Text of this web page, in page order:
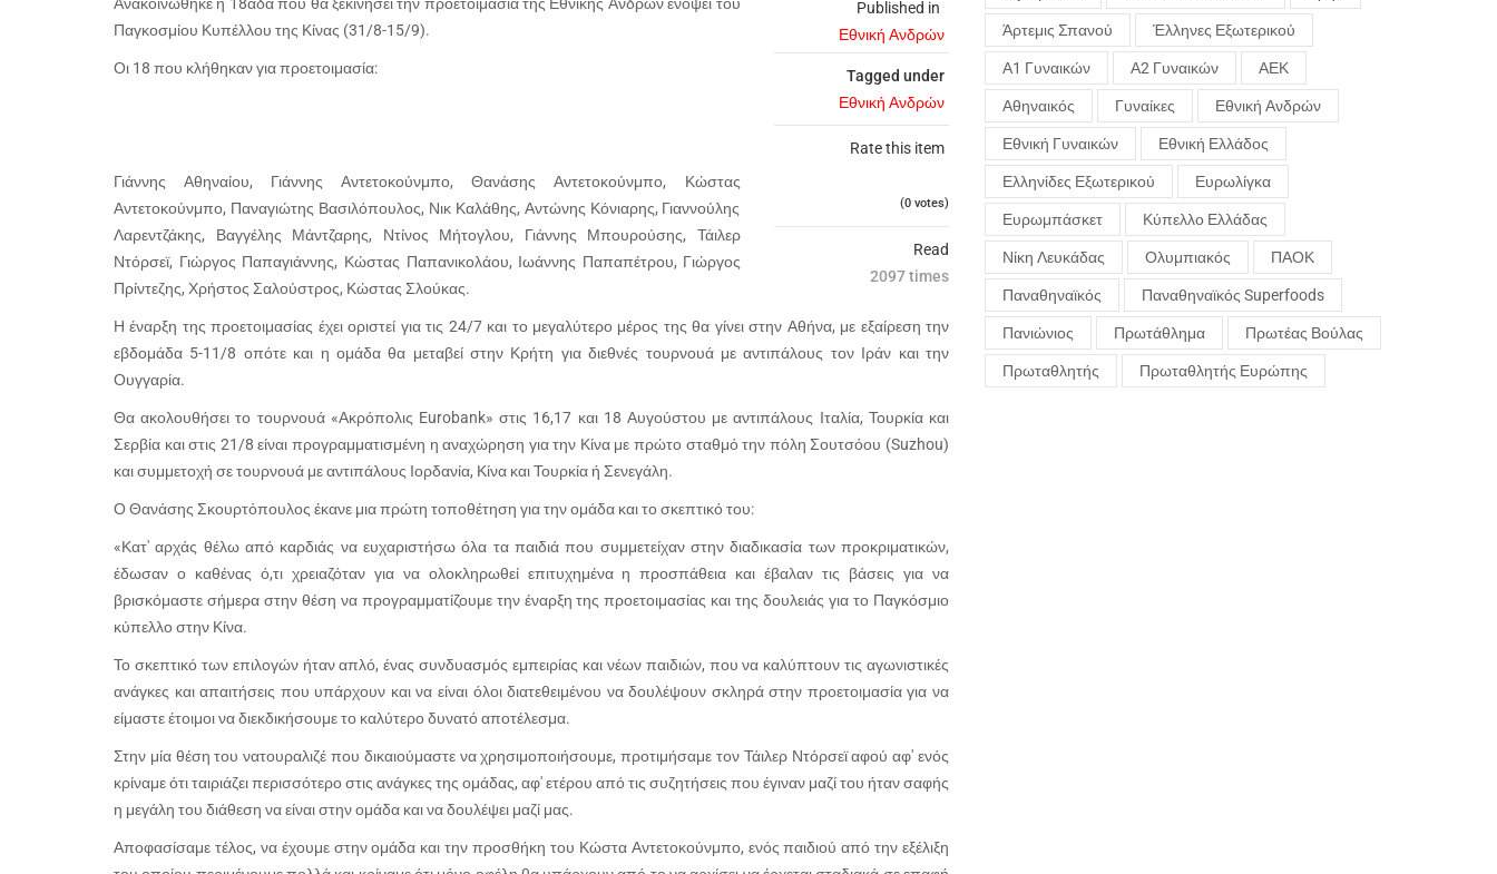
Published in
Εθνική Ανδρών
Tagged under
Εθνική Ανδρών
Rate this item
(0 votes)
Read
2097 times
Ανακοινώθηκε η 18αδα που θα ξεκινήσει την προετοιμασία της Εθνικής Ανδρών ενόψει του
Παγκοσμίου Κυπέλλου της Κίνας (31/8-15/9).
Οι 18 που κλήθηκαν για προετοιμασία:
Γιάννης Αθηναίου, Γιάννης Αντετοκούνμπο, Θανάσης Αντετοκούνμπο, Κώστας
Αντετοκούνμπο, Παναγιώτης Βασιλόπουλος, Νικ Καλάθης, Αντώνης Κόνιαρης, Γιαννούλης
Λαρεντζάκης, Βαγγέλης Μάντζαρης, Ντίνος Μήτογλου, Γιάννης Μπουρούσης, Τάιλερ
Ντόρσεϊ, Γιώργος Παπαγιάννης, Κώστας Παπανικολάου, Ιωάννης Παπαπέτρου, Γιώργος
Πρίντεζης, Χρήστος Σαλούστρος, Κώστας Σλούκας.
Η έναρξη της προετοιμασίας έχει οριστεί για τις 24/7 και το μεγαλύτερο μέρος της θα γίνει στην Αθήνα, με εξαίρεση την
εβδομάδα 5-11/8 οπότε και η ομάδα θα μεταβεί στην Κρήτη για διεθνές τουρνουά με αντιπάλους τον Ιράν και την
Ουγγαρία.
Θα ακολουθήσει το τουρνουά «Ακρόπολις Eurobank» στις 16,17 και 18 Αυγούστου με αντιπάλους Ιταλία, Τουρκία και
Σερβία και στις 21/8 είναι προγραμματισμένη η αναχώρηση για την Κίνα με πρώτο σταθμό την πόλη Σουτσόου (Suzhou)
και συμμετοχή σε τουρνουά με αντιπάλους Ιορδανία, Κίνα και Τουρκία ή Σενεγάλη.
Ο Θανάσης Σκουρτόπουλος έκανε μια πρώτη τοποθέτηση για την ομάδα και το σκεπτικό του:
«Κατ' αρχάς θέλω από καρδιάς να ευχαριστήσω όλα τα παιδιά που συμμετείχαν στην διαδικασία των προκριματικών,
έδωσαν ο καθένας ό,τι χρειαζόταν για να ολοκληρωθεί επιτυχημένα η προσπάθεια και έβαλαν τις βάσεις για να
βρισκόμαστε σήμερα στην θέση να προγραμματίζουμε την έναρξη της προετοιμασίας και της δουλειάς για το Παγκόσμιο
κύπελλο στην Κίνα.
Το σκεπτικό των επιλογών ήταν απλό, ένας συνδυασμός εμπειρίας και νέων παιδιών, που να καλύπτουν τις αγωνιστικές
ανάγκες και απαιτήσεις που υπάρχουν και να είναι όλοι διατεθειμένου να δουλέψουν σκληρά στην προετοιμασία για να
είμαστε έτοιμοι να διεκδικήσουμε το καλύτερο δυνατό αποτέλεσμα.
Στην μία θέση του νατουραλιζέ που δικαιούμαστε να χρησιμοποιήσουμε, προτιμήσαμε τον Τάιλερ Ντόρσεϊ αφού αφ' ενός
κρίναμε ότι ταιριάζει περισσότερο στις ανάγκες της ομάδας, αφ' ετέρου από τις συζητήσεις που έγιναν μαζί του ήταν σαφής
η μεγάλη του διάθεση να είναι στην ομάδα και να δουλέψει μαζί μας.
Αποφασίσαμε τέλος, να έχουμε στην ομάδα και την προσθήκη του Κώστα Αντετοκούνμπο, ενός παιδιού από την εξέλιξη
Άρτεμις Σπανού Έλληνες Εξωτερικού
Α1 Γυναικών Α2 Γυναικών ΑΕΚ
Αθηναικός Γυναίκες Εθνική Ανδρών
Εθνική Γυναικών Εθνική Ελλάδος
Ελληνίδες Εξωτερικού Ευρωλίγκα
Ευρωμπάσκετ Κύπελλο Ελλάδας
Νίκη Λευκάδας Ολυμπιακός ΠΑΟΚ
Παναθηναϊκός Παναθηναϊκός Superfoods
Πανιώνιος Πρωτάθλημα Πρωτέας Βούλας
Πρωταθλητής Πρωταθλητής Ευρώπης